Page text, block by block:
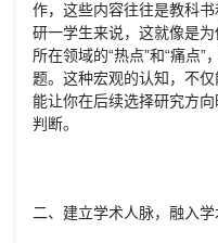
作，这些内容往往是教科
研一学生来说，这就像是
所在领域的“热点”和“痛点
题。这种宏观的认知，不
能让你在后续选择研究方
判断。
二、建立学术人脉，融入